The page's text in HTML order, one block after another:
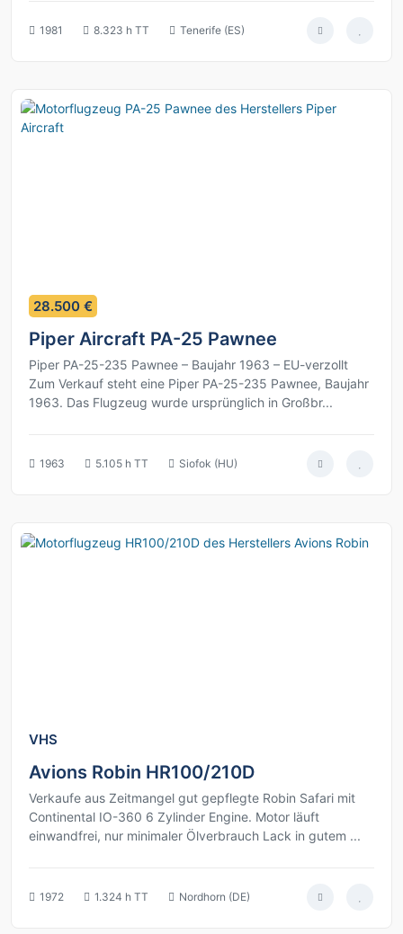
1981 8.323 h TT Tenerife (ES)
2
28.500 €
Piper Aircraft PA-25 Pawnee
Piper PA-25-235 Pawnee – Baujahr 1963 – EU-verzollt
Zum Verkauf steht eine Piper PA-25-235 Pawnee, Baujahr
1963. Das Flugzeug wurde ursprünglich in Großbr...
1963 5.105 h TT Siofok (HU)
VHS
Avions Robin HR100/210D
Verkaufe aus Zeitmangel gut gepflegte Robin Safari mit
Continental IO-360 6 Zylinder Engine. Motor läuft
einwandfrei, nur minimaler Ölverbrauch Lack in gutem ...
1972 1.324 h TT Nordhorn (DE)